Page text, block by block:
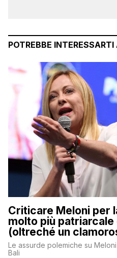
POTREBBE INTERESSARTI
Criticare Meloni per
molto più
(oltreché un
Le assurde polemiche su
Bali